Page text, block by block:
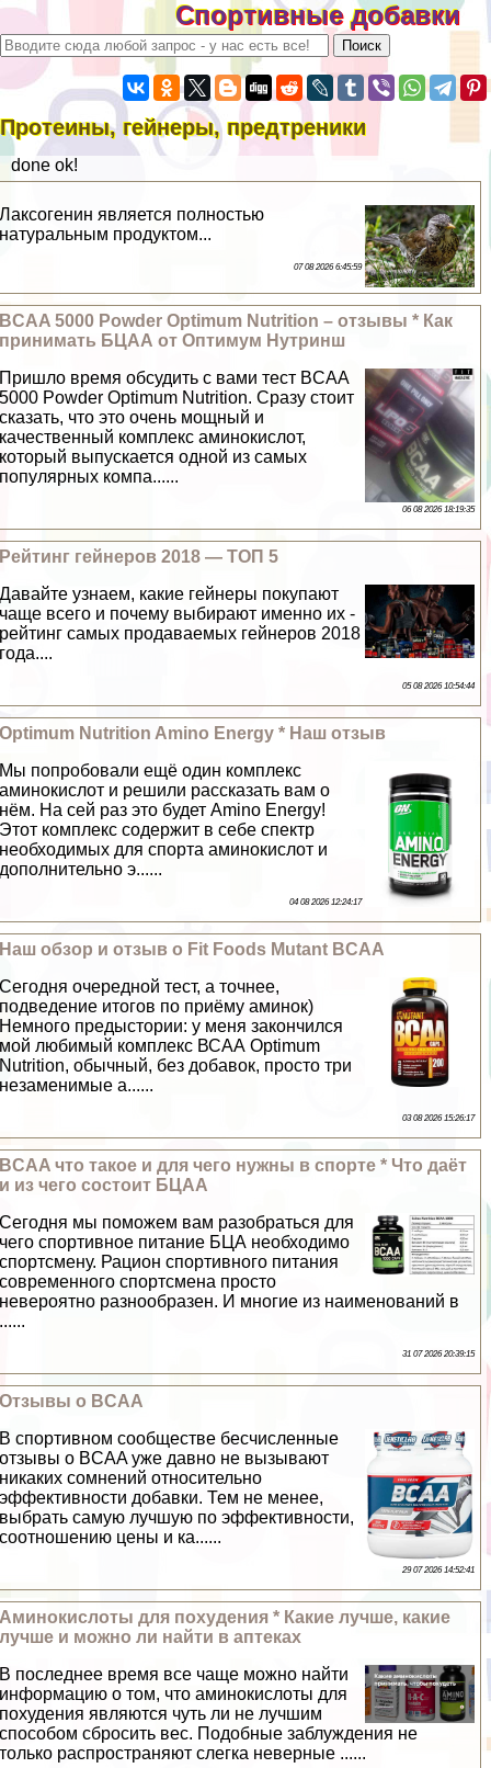
Спортивные добавки
Протеины, гейнеры, предтреники
done ok!
Лаксогенин является полностью
натуральным продуктом...
07 08 2026 6:45:59
BCAA 5000 Powder Optimum Nutrition – отзывы * Как
принимать БЦАА от Оптимум Нутринш
Пришло время обсудить с вами тест BCAA
5000 Powder Optimum Nutrition. Сразу стоит
сказать, что это очень мощный и
качественный комплекс аминокислот,
который выпускается одной из самых
популярных компа......
06 08 2026 18:19:35
Рейтинг гeйнеров 2018 — ТОП 5
Давайте узнаем, какие гeйнеры покупают
чаще всего и почему выбирают именно их -
рейтинг самых продаваемых гeйнеров 2018
года....
05 08 2026 10:54:44
Optimum Nutrition Amino Energy * Наш отзыв
Мы попробовали ещё один комплекс
аминокислот и решили рассказать вам о
нём. На сей раз это будет Amino Energy!
Этот комплекс содержит в себе спектр
необходимых для спорта аминокислот и
дополнительно э......
04 08 2026 12:24:17
Наш обзор и отзыв о Fit Foods Mutant BCAA
Сегодня очередной тест, а точнее,
подведение итогов по приёму аминок)
Немного предыстории: у меня закончился
мой любимый комплекс ВСАА Optimum
Nutrition, обычный, без добавок, просто три
незаменимые а......
03 08 2026 15:26:17
BCAA что такое и для чего нужны в спорте * Что даёт
и из чего состоит БЦАА
Сегодня мы поможем вам разобраться для
чего спортивное питание БЦА необходимо
спортсмену. Рацион спортивного питания
современного спортсмена просто
невероятно разнообразен. И многие из наименований в
......
31 07 2026 20:39:15
Отзывы о BCAA
В спортивном сообществе бесчисленные
отзывы о BCAA уже давно не вызывают
никаких сомнений относительно
эффективности добавки. Тем не менее,
выбрать самую лучшую по эффективности,
соотношению цены и ка......
29 07 2026 14:52:41
Аминокислоты для похудения * Какие лучше, какие
лучше и можно ли найти в аптеках
В последнее время все чаще можно найти
информацию о том, что аминокислоты для
похудения являются чуть ли не лучшим
способом сбросить вес. Подобные заблуждения не
только распространяют слегка неверные ......